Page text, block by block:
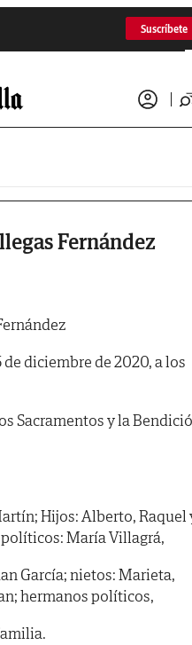
Suscríbete
Fernández
diciembre de 2020, a los
Sacramentos y la
Hijos: Alberto, Raquel
María Villagrá,
García; nietos: Marieta,
hermanos políticos,